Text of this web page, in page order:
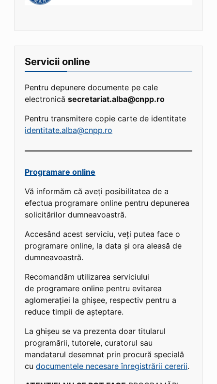
Servicii online
Pentru depunere documente pe cale
electronică secretariat.alba@cnpp.ro
Pentru transmitere copie carte de identitate
identitate.alba@cnpp.ro
Programare online
Vă informăm că aveți posibilitatea de a
efectua programare online pentru depunerea
solicitărilor dumneavoastră.
Accesând acest serviciu, veți putea face o
programare online, la data și ora aleasă de
dumneavoastră.
Recomandăm utilizarea serviciului
de programare online pentru evitarea
aglomerației la ghișee, respectiv pentru a
reduce timpii de așteptare.
La ghișeu se va prezenta doar titularul
programării, tutorele, curatorul sau
mandatarul desemnat prin procură specială
cu documentele necesare înregistrării cererii.